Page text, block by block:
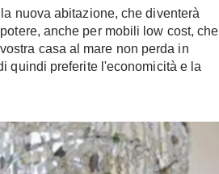
nuova abitazione, che diventerà
anche per mobili low cost, che
casa al mare non perda in
quindi preferite l'economicità e la